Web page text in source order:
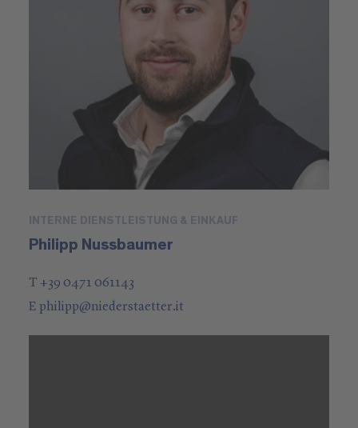
INTERNE DIENSTLEISTUNG & EINKAUF
Philipp Nussbaumer
T +39 0471 061143
E philipp@niederstaetter.it